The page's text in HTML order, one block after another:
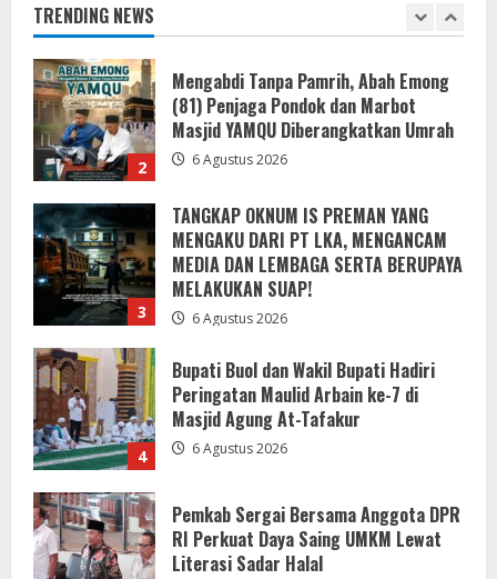
TRENDING NEWS
2
3
TANGKAP OKNUM IS PREMAN YANG
MENGAKU DARI PT LKA, MENGANCAM
MEDIA DAN LEMBAGA SERTA BERUPAYA
MELAKUKAN SUAP!
6 Agustus 2026
4
Bupati Buol dan Wakil Bupati Hadiri
Peringatan Maulid Arbain ke-7 di
Masjid Agung At-Tafakur
5
Pemkab Sergai Bersama Anggota DPR
RI Perkuat Daya Saing UMKM Lewat
Literasi Sadar Halal
6 Agustus 2026
Pemkab Sukabumi Rekontruksi Ruas
Jalan Cibeureum- Goalpara Di Kerjakan
Sangat Kokoh Dan Profesional